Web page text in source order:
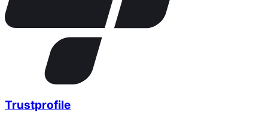
Trustprofile